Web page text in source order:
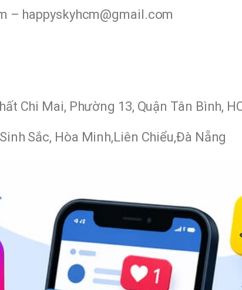
– happyskyhcm@gmail.com
Chi Mai, Phường 13, Quận Tân Bình,
Sắc, Hòa Minh,Liên Chiểu,Đà Nẵng